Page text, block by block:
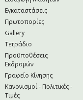
Εγκαταστάσεις
Πρωτοπορίες
Gallery
Τετράδιο
Προϋποθέσεις
Εκδρομών
Γραφείο Κίνησης
Κανονισμοί - Πολιτικές -
Τιμές